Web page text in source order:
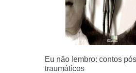
Eu não lembro: contos
traumáticos